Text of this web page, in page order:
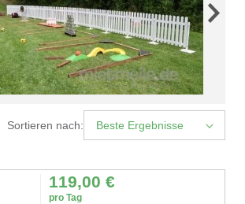
Sortieren nach: Beste Ergebnisse
119,00 €
pro Tag